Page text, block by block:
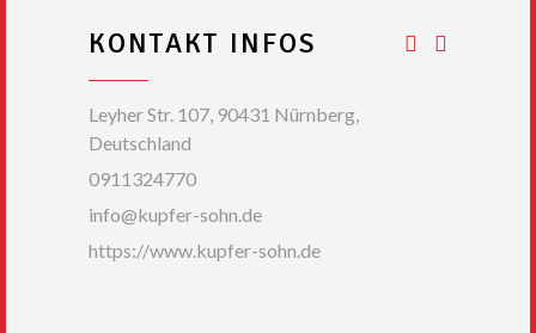
KONTAKT INFOS
Leyher Str. 107, 90431 Nürnberg,
Deutschland
0911324770
info@kupfer-sohn.de
https://www.kupfer-sohn.de